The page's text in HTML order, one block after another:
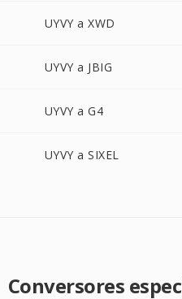
UYVY a XWD
UYVY a JBIG
UYVY a G4
UYVY a SIXEL
Conversores